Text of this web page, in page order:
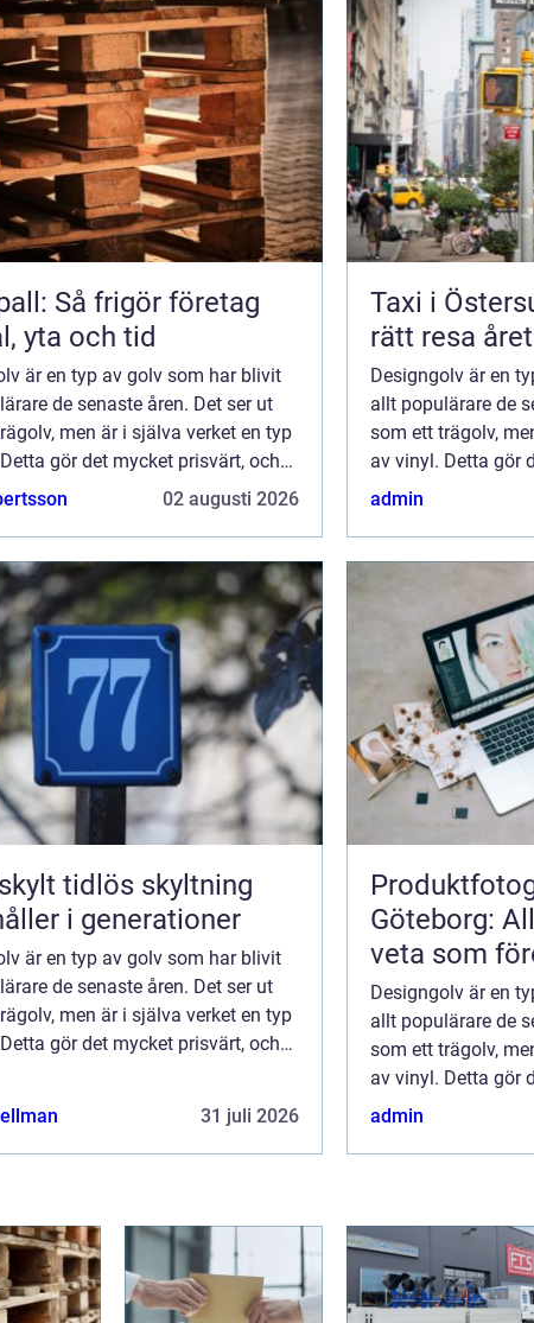
Så frigör företag
yta och tid
är en typ av golv som har blivit
de senaste åren. Det ser ut
men är i själva verket en typ
gör det mycket prisvärt, och
mycket lätt att underhålla.
02 augusti 2026
Taxi i Östersund så
rätt resa
Designgolv är en
allt populärare de
som ett trägolv,
av vinyl. Detta gör
det är också
admin
skyltning
i generationer
är en typ av golv som har blivit
de senaste åren. Det ser ut
men är i själva verket en typ
gör det mycket prisvärt, och
31 juli 2026
Göteborg:
veta som
Designgolv är en
allt populärare de
som ett trägolv,
av vinyl. Detta gör
det är också
admin